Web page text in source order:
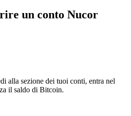
un conto Nucor
alla sezione dei tuoi conti, entra nel
il saldo di Bitcoin.